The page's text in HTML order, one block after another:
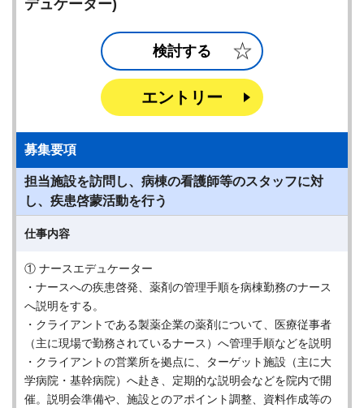
デュケーター)
検討する
エントリー
募集要項
担当施設を訪問し、病棟の看護師等のスタッフに対
し、疾患啓蒙活動を行う
仕事内容
① ナースエデュケーター
・ナースへの疾患啓発、薬剤の管理手順を病棟勤務のナース
へ説明をする。
・クライアントである製薬企業の薬剤について、医療従事者
（主に現場で勤務されているナース）へ管理手順などを説明
・クライアントの営業所を拠点に、ターゲット施設（主に大
学病院・基幹病院）へ赴き、定期的な説明会などを院内で開
催。説明会準備や、施設とのアポイント調整、資料作成等の